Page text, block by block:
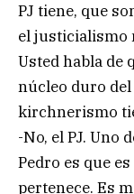
PJ tiene, que
el justicialismo
Usted habla de
núcleo duro
kirchnerismo
-No, el PJ. Uno
Pedro es que
pertenece. Es